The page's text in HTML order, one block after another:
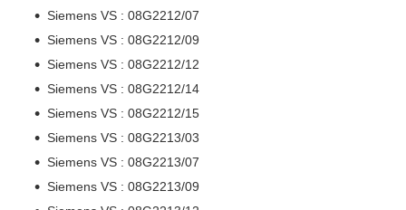
Siemens VS : 08G2212/07
Siemens VS : 08G2212/09
Siemens VS : 08G2212/12
Siemens VS : 08G2212/14
Siemens VS : 08G2212/15
Siemens VS : 08G2213/03
Siemens VS : 08G2213/07
Siemens VS : 08G2213/09